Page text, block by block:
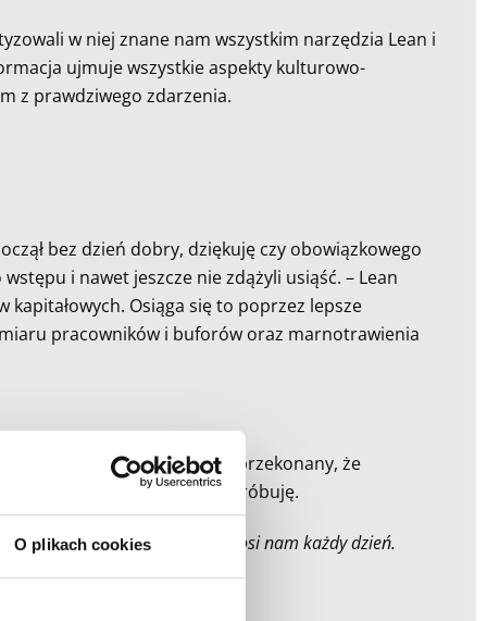
O plikach cookies
w niej znane nam wszystkim narzędzia Lean i
ujmuje wszystkie aspekty kulturowo-
z prawdziwego zdarzenia.
bez dzień dobry, dziękuję czy obowiązkowego
i nawet jeszcze nie zdążyli usiąść. – Lean
Osiąga się to poprzez lepsze
pracowników i buforów oraz marnotrawienia
z zasadami Lean. Jestem przekonany, że
ich wcale. Ale spróbuję.
takich jak te, które przynosi nam każdy dzień.